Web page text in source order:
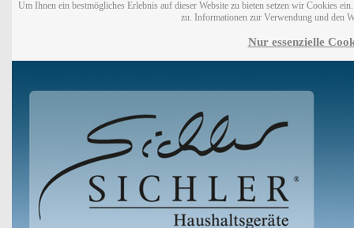
Um Ihnen ein bestmögliches Erlebnis auf dieser Website zu bieten setzen wir Cookies
zu. Informationen zur Verwendung und den
Nur essenzielle